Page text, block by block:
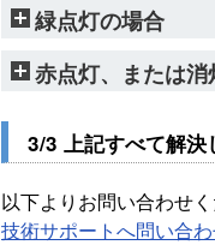
緑点灯の場合
赤点灯、または
3/3 上記すべて解決
以下よりお問い合わせく
技術サポートへ問い合